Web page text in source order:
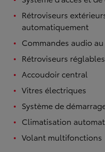
Rétroviseurs
automatiquement
Commandes audio
Rétroviseurs
Accoudoir central
Vitres électriques
Système de
Climatisation
Volant multifonctions